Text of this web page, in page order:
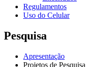
Regulamentos
Uso do Celular
Pesquisa
Apresentação
Projetos de Pesquisa